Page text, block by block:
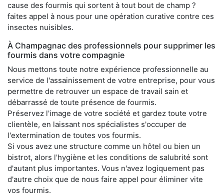
cause des fourmis qui sortent à tout bout de champ ?
faites appel à nous pour une opération curative contre ces
insectes nuisibles.
À Champagnac des professionnels pour supprimer les
fourmis dans votre compagnie
Nous mettons toute notre expérience professionnelle au
service de l'assainissement de votre entreprise, pour vous
permettre de retrouver un espace de travail sain et
débarrassé de toute présence de fourmis.
Préservez l'image de votre société et gardez toute votre
clientèle, en laissant nos spécialistes s'occuper de
l'extermination de toutes vos fourmis.
Si vous avez une structure comme un hôtel ou bien un
bistrot, alors l'hygiène et les conditions de salubrité sont
d'autant plus importantes. Vous n'avez logiquement pas
d'autre choix que de nous faire appel pour éliminer vite
vos fourmis.